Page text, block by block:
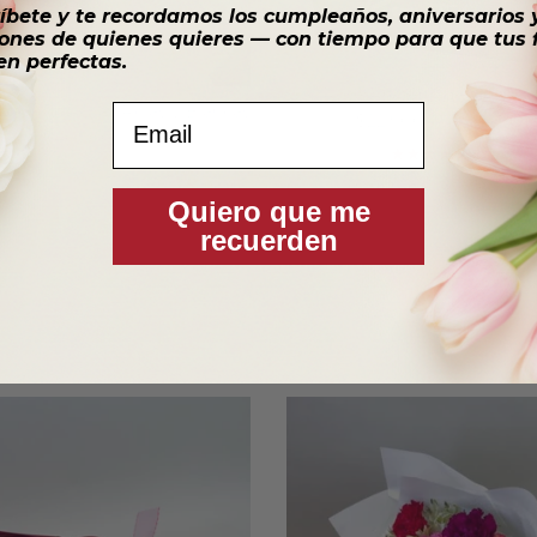
Con 12 Rosas Rojas y Blancas
Precio normal
Rosa Preservada Fucsia
Precio de venta
Precio
$25.900
1 reseña
y te recordamos los cumpleaños, aniversarios
de quienes quieres — con tiempo para que tus
perfectas.
Quiero que me
recuerden